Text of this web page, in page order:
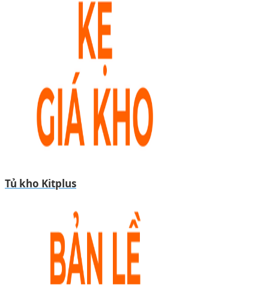
Tủ kho Kitplus